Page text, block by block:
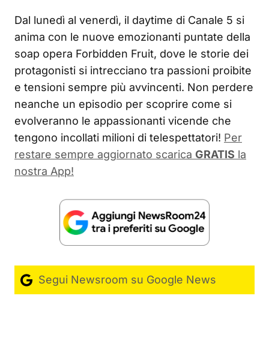
Dal lunedì al venerdì, il daytime di Canale 5 si
anima con le nuove emozionanti puntate della
soap opera Forbidden Fruit, dove le storie dei
protagonisti si intrecciano tra passioni proibite
e tensioni sempre più avvincenti. Non perdere
neanche un episodio per scoprire come si
evolveranno le appassionanti vicende che
tengono incollati milioni di telespettatori! Per
restare sempre aggiornato scarica GRATIS la
nostra App!
Segui Newsroom su Google News